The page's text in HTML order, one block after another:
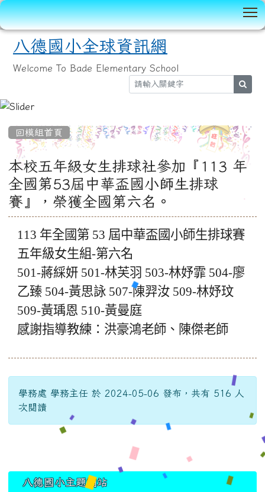
八德國小全球資訊網
Welcome To Bade Elementary School
回模組首頁
本校五年級女生排球社參加『113 年
全國第53屆中華盃國小師生排球
賽』，榮獲全國第六名。
113 年全國第 53 屆中華盃國小師生排球賽
五年級女生組-第六名
501-蔣綵妍 501-林芙羽 503-林妤霏 504-廖
乙臻 504-黃思詠 507-陳羿汝 509-林妤玟
509-黃瑀恩 510-黃曼庭
感謝指導教練：洪豪鴻老師、陳傑老師
學務處 學務主任 於 2024-05-06 發布，共有 516 人
次閱讀
八德國小主題網站